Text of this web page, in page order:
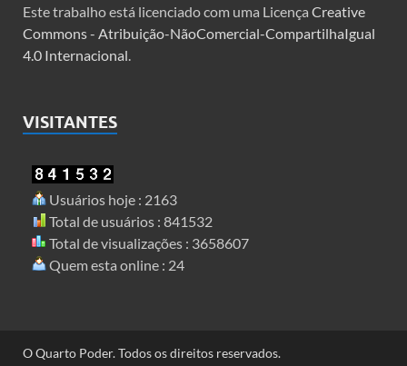
Este trabalho está licenciado com uma Licença Creative
Commons - Atribuição-NãoComercial-CompartilhaIgual
4.0 Internacional
VISITANTES
Usuários hoje : 2163
Total de usuários : 841532
Total de visualizações : 3658607
Quem esta online : 24
O Quarto Poder. Todos os direitos reservados.